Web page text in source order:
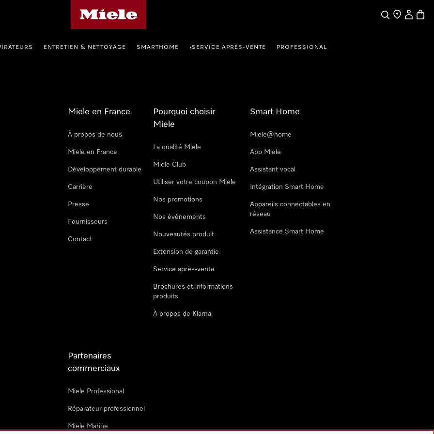
SearchFind a store
My
ENTRETIEN & NETTOYAGE SMARTHOME •SERVICE APRÈS-VENTE PROFESSIONAL
Miele en France
À propos de nous
Miele en France
Développement durable
Carrière
Presse
Fournisseurs
Contact
Pourquoi choisir
Miele
La qualité Miele
Miele Club
Utiliser votre coupon Miele
Nos promotions
Nos évènements
Nouveautés produit
Extension de garantie
Service après-vente
Brochures et informations
produits
À propos de Klarna
Smart Home
Miele@home
App Miele
Assistant vocal
Intégration Smart Home
Appareils connectables en
réseau
Assistance Smart Home
Partenaires
commerciaux
Miele Professional
Réparateur professionnel
Miele Marine